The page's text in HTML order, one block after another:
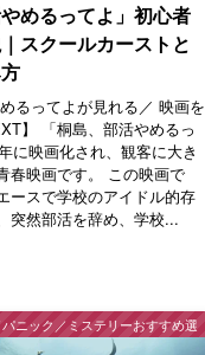
やめるってよ」初心者
スクールカーストと
るってよが見れる／ 映画を
】 「桐島、部活やめるっ
に映画化され、観客に大き
春映画です。 この映画で
ースで学校のアイドル的存
突然部活を辞め、学校...
ニック／ミステリーおすすめ選